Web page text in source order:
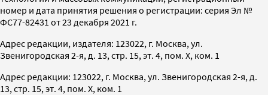
номер и дата принятия решения о регистрации: серия Эл №
ФС77-82431 от 23 декабря 2021 г.
Адрес редакции, издателя: 123022, г. Москва, ул.
Звенигородская 2-я, д. 13, стр. 15, эт. 4, пом. X, ком. 1
Адрес редакции: 123022, г. Москва, ул. Звенигородская 2-я, д.
13, стр. 15, эт. 4, пом. X, ком. 1